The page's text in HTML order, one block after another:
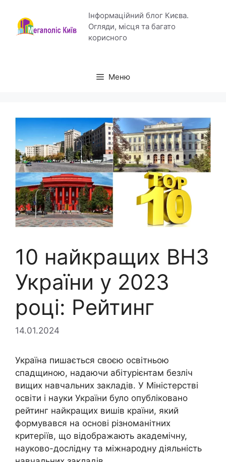
вмісту
Інформаційний блог Києва.
Огляди, місця та багато
корисного
Меню
10 найкращих ВНЗ
України у 2023
році: Рейтинг
14.01.2024
Україна пишається своєю освітньою
спадщиною, надаючи абітурієнтам безліч
вищих навчальних закладів. У Міністерстві
освіти і науки України було опубліковано
рейтинг найкращих вишів країни, який
формувався на основі різноманітних
критеріїв, що відображають академічну,
науково-дослідну та міжнародну діяльність